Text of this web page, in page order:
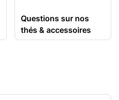
Questions sur nos
thés & accessoires